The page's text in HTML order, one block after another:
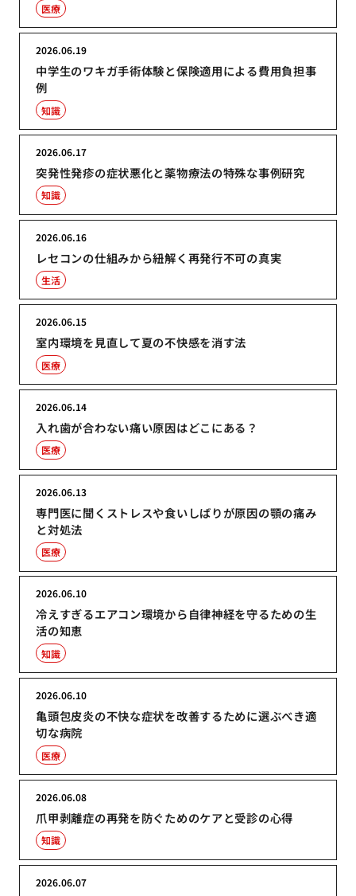
医療
中学生のワキガ手術体験と保険適用による費用負担事
例
2026.06.19
知識
突発性発疹の症状悪化と薬物療法の特殊な事例研究
2026.06.17
知識
レセコンの仕組みから紐解く再発行不可の真実
2026.06.16
生活
室内環境を見直して夏の不快感を消す法
2026.06.15
医療
入れ歯が合わない痛い原因はどこにある？
2026.06.14
医療
専門医に聞くストレスや食いしばりが原因の顎の痛み
と対処法
2026.06.13
医療
冷えすぎるエアコン環境から自律神経を守るための生
活の知恵
2026.06.10
知識
亀頭包皮炎の不快な症状を改善するために選ぶべき適
切な病院
2026.06.10
医療
爪甲剥離症の再発を防ぐためのケアと受診の心得
2026.06.08
知識
2026.06.07